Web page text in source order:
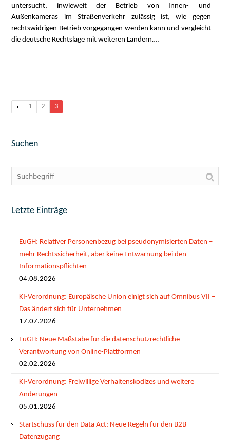
untersucht, inwieweit der Betrieb von Innen- und
Außenkameras im Straßenverkehr zulässig ist, wie gegen
rechtswidrigen Betrieb vorgegangen werden kann und vergleicht
die deutsche Rechtslage mit weiteren Ländern….
1 2 3
Suchen
Letzte Einträge
EuGH: Relativer Personenbezug bei pseudonymisierten Daten –
mehr Rechtssicherheit, aber keine Entwarnung bei den
Informationspflichten
04.08.2026
KI-Verordnung: Europäische Union einigt sich auf Omnibus VII –
Das ändert sich für Unternehmen
17.07.2026
EuGH: Neue Maßstäbe für die datenschutzrechtliche
Verantwortung von Online-Plattformen
02.02.2026
KI-Verordnung: Freiwillige Verhaltenskodizes und weitere
Änderungen
05.01.2026
Startschuss für den Data Act: Neue Regeln für den B2B-
Datenzugang